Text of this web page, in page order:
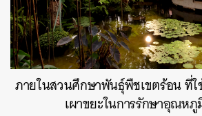
ภายในสวนศึกษาพันธุ์พืชเขตร้อน ที่ใ
เผาขยะในการรักษาอุณห